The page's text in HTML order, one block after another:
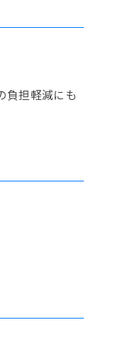
負担軽減にも